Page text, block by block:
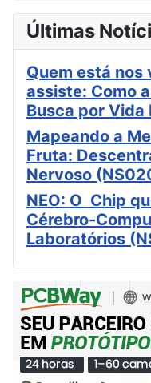
Últimas
Quem está nos
assiste: Como
Busca por
Mapeando a
Fruta:
Nervoso
NEO: O Chip
Cérebro-
Laboratórios